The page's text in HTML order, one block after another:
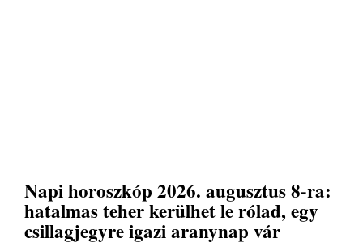
Napi horoszkóp 2026. augusztus 8-ra:
hatalmas teher kerülhet le rólad, egy
csillagjegyre igazi aranynap vár